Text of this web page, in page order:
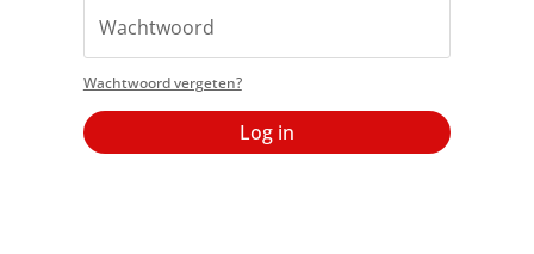
Wachtwoord vergeten?
Log in